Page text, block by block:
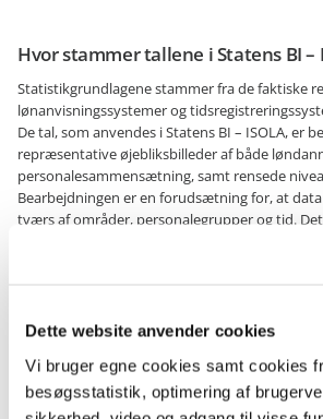
Dette website anvender cookies
Vi bruger egne cookies samt cookies
besøgsstatistik, optimering af
Hvor stammer tallene i Statens BI –
Statistikgrundlagene stammer fra de faktiske
lønanvisningssystemer og
De tal, som anvendes i Statens BI – ISOLA, er
repræsentative øjebliksbilleder af både
personalesammensætning, samt rensede
Bearbejdningen er en forudsætning for, at
tværs af områder, personalegrupper og tid.
tallene ikke altid kan sammenlignes én-til-én
Opdateringsfrekvens
Statistikkerne i Statens BI – ISOLA opdateres
muligt på forhånd at give en fast dato for